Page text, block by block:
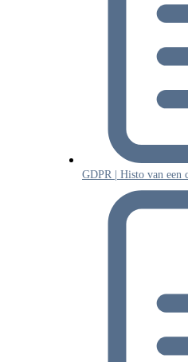
GDPR | Histo van een